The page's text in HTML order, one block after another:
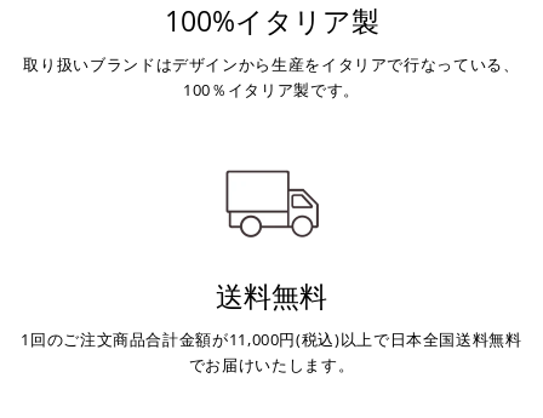
入金確認が取れ次第、商品を手配させて頂きます。
店内端末にて操作後、レジにてお支払いください。
※ 支払期限はご注文日より7日以内とさせて頂いてお
※ 税込300,000円以上のお買い物の際にはご利用頂けま
※ お支払いは現金のみとなります。
(事前決済)
100%イタリア製
取り扱いブランドはデザインから生産をイタリアで行なっている、
100％イタリア製です。
送料無料
1回のご注文商品合計金額が11,000円(税込)以上で日本全国送料無料
でお届けいたします。